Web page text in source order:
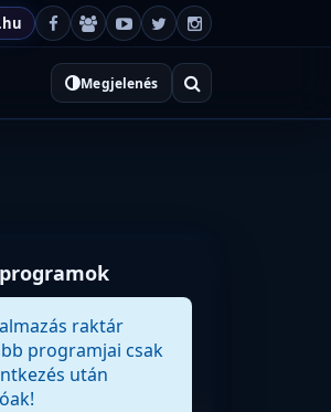
Megjelenés
raktár
programjai csak
után